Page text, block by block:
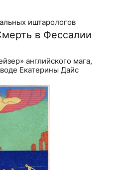
иштарологов
в Фессалии
английского мага,
Екатерины Дайс